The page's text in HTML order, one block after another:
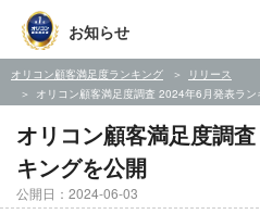
お知らせ
オリコン顧客満足度ランキング
リリース
オリコン顧客満足度調査 2024年6月発表ラン
オリコン顧客満足度調
キングを公開
公開日：2024-06-03